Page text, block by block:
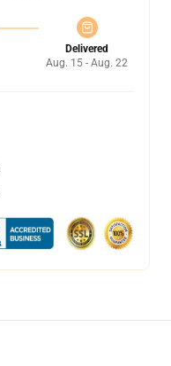
Delivered
Aug. 15 - Aug. 22